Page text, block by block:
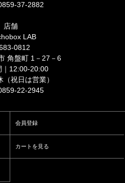
37-2882
店舗
LAB
0812
角盤町 1－27－6
｜12:00-20:00
祝日は営業）
22-2945
会員登録
カートを見る